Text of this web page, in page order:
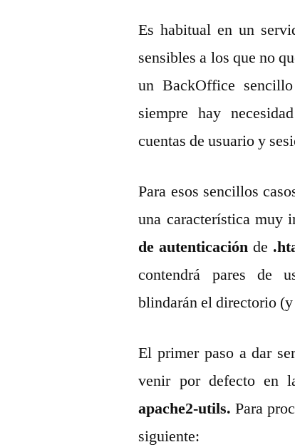
Es habitual en un
sensibles a los que no
un BackOffice
siempre hay
cuentas de usuario y
Para esos sencillos
una característica muy
de autenticación de
contendrá pares de
blindarán el directorio (y
El primer paso a dar
venir por defecto en
apache2-utils. Para
siguiente: